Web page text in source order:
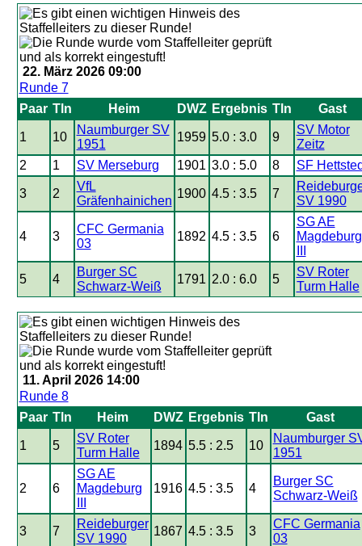
22. März 2026 09:00
Runde 7
Paar Tln Heim DWZ Ergebnis Tln Gast
1 10
Naumburger SV
1951
1959 5.0 : 3.0 9
SV Motor
Zeitz
2
1 SV Merseburg 1901 3.0 : 5.0 8 SF
3 2
VfL
Gräfenhainichen
1900 4.5 : 3.5 7
SV 1990
4 3
CFC Germania
03
1892 4.5 : 3.5 6
SG AE
Magdeburg
5 4
Burger SC
Schwarz-Weiß
1791 2.0 : 6.0 5
SV Roter
Turm Halle
11. April 2026 14:00
Runde 8
Paar Tln Heim DWZ Ergebnis Tln Gast
1 5
SV Roter
Turm Halle
1894 5.5 : 2.5 10
Naumburger
1951
2 6
SG AE
Magdeburg
1916 4.5 : 3.5 4
Burger SC
Schwarz-Weiß
3 7
Reideburger
SV 1990
1867 4.5 : 3.5 3
CFC Germania
03